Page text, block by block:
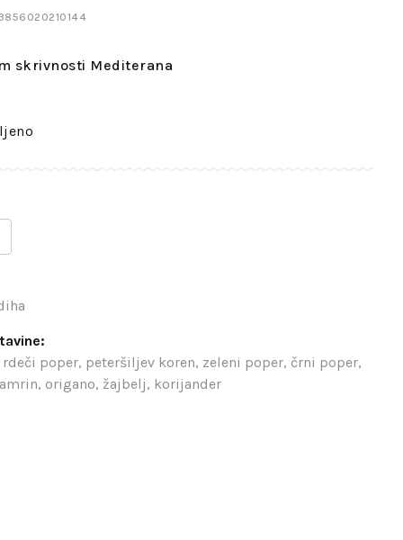
skrivnosti Mediterana
poper, peteršiljev koren, zeleni poper, črni poper,
origano, žajbelj, korijander